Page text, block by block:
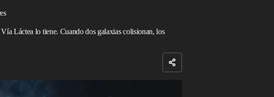
Láctea lo tiene. Cuando dos galaxias colisionan, los